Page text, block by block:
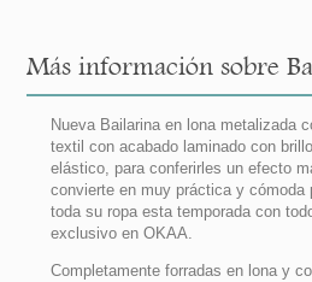
Más información sobre
Nueva Bailarina en lona metalizada
textil con acabado laminado con
elástico, para conferirles un efecto
convierte en muy práctica y cómoda
toda su ropa esta temporada con
exclusivo en OKAA.
Completamente forradas en lona y